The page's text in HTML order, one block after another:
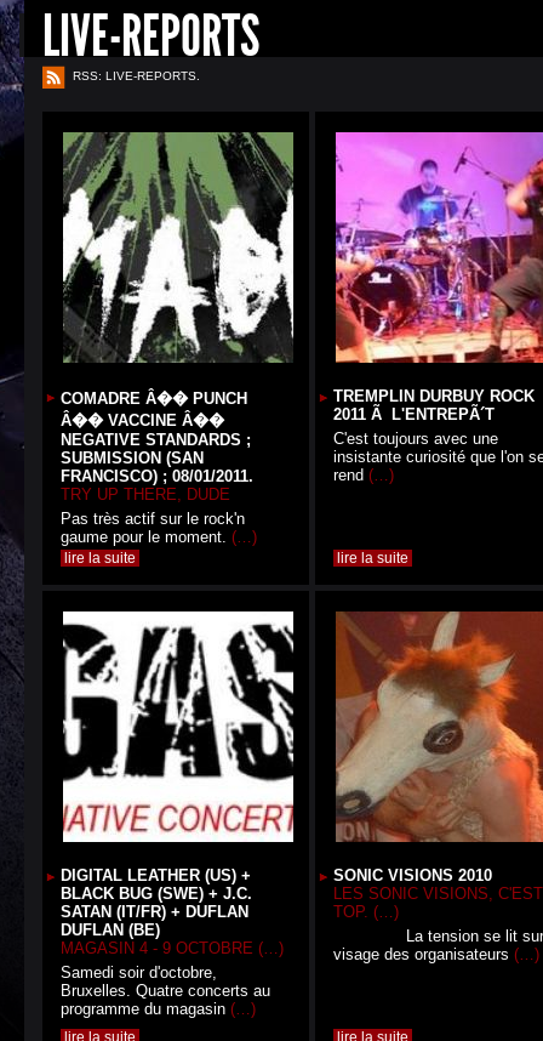
LIVE-REPORTS
RSS: LIVE-REPORTS.
COMADRE Â�� PUNCH
Â�� VACCINE Â��
NEGATIVE STANDARDS ;
SUBMISSION (SAN
FRANCISCO) ; 08/01/2011.
TRY UP THERE, DUDE
Pas très actif sur le rock'n
gaume pour le moment. (…)
lire la suite
TREMPLIN DURBUY ROCK
2011 Ã L'ENTREPÃ´T
C'est toujours avec une
insistante curiosité que l'on
rend (…)
lire la suite
DIGITAL LEATHER (US) +
BLACK BUG (SWE) + J.C.
SATAN (IT/FR) + DUFLAN
DUFLAN (BE)
MAGASIN 4 - 9 OCTOBRE (…)
Samedi soir d'octobre,
Bruxelles. Quatre concerts au
programme du magasin (…)
lire la suite
SONIC VISIONS 2010
LES SONIC VISIONS, C'EST
TOP. (…)
La tension se lit sur
visage des organisateurs (…)
lire la suite